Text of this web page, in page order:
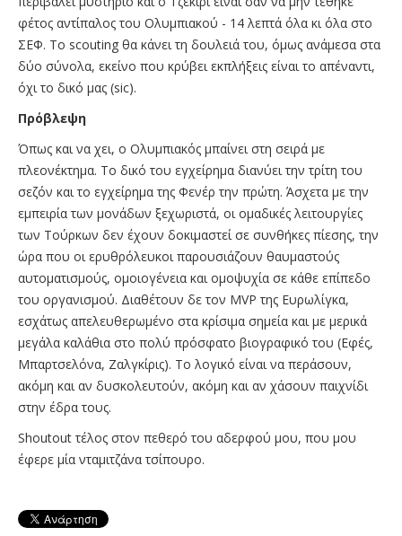
φέτος αντίπαλος του Ολυμπιακού - 14 λεπτά όλα κι όλα στο
ΣΕΦ. Το scouting θα κάνει τη δουλειά του, όμως ανάμεσα στα
δύο σύνολα, εκείνο που κρύβει εκπλήξεις είναι το απέναντι,
όχι το δικό μας (sic).
Πρόβλεψη
Όπως και να χει, ο Ολυμπιακός μπαίνει στη σειρά με
πλεονέκτημα. To δικό του εγχείρημα διανύει την τρίτη του
σεζόν και το εγχείρημα της Φενέρ την πρώτη. Άσχετα με την
εμπειρία των μονάδων ξεχωριστά, οι ομαδικές λειτουργίες
των Τούρκων δεν έχουν δοκιμαστεί σε συνθήκες πίεσης, την
ώρα που οι ερυθρόλευκοι παρουσιάζουν θαυμαστούς
αυτοματισμούς, ομοιογένεια και ομοψυχία σε κάθε επίπεδο
του οργανισμού. Διαθέτουν δε τον MVP της Ευρωλίγκα,
εσχάτως απελευθερωμένο στα κρίσιμα σημεία και με μερικά
μεγάλα καλάθια στο πολύ πρόσφατο βιογραφικό του (Εφές,
Μπαρτσελόνα, Ζαλγκίρις). Το λογικό είναι να περάσουν,
ακόμη και αν δυσκολευτούν, ακόμη και αν χάσουν παιχνίδι
στην έδρα τους.
Shoutout τέλος στον πεθερό του αδερφού μου, που μου
έφερε μία νταμιτζάνα τσίπουρο.